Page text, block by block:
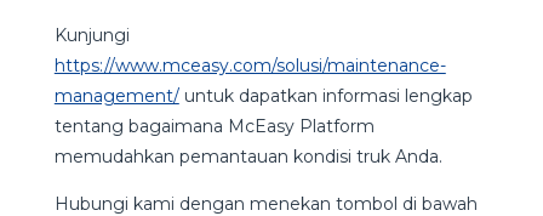
Kunjungi
https://www.mceasy.com/solusi/maintenance-
management/untuk dapatkan informasi lengkap
tentang bagaimana McEasy Platform
memudahkan pemantauan kondisi truk Anda.
Hubungi kami dengan menekan tombol di bawah